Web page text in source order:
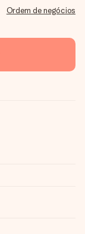
Ordem de negócios